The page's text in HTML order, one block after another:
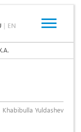
| EN
Khabibulla Yuldashev